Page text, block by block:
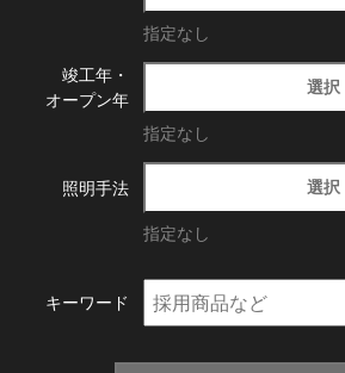
指定なし
竣工年・
オープン年
選択
指定なし
照明手法 選択
指定なし
キーワード